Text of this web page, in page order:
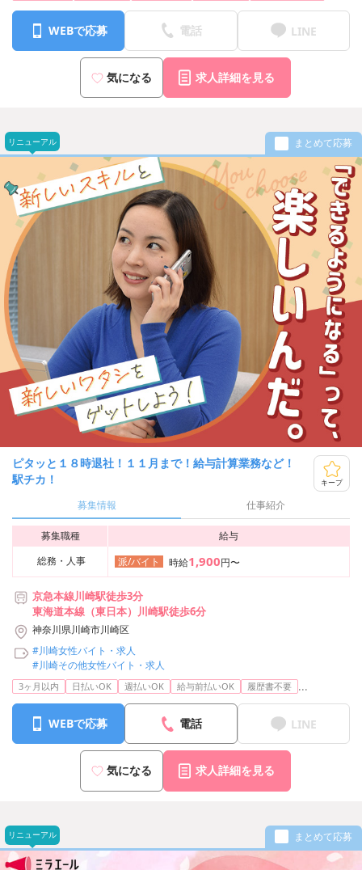
WEBで応募 電話 LINE
気になる 求人詳細を見る
リニューアル まとめて応募
ピタッと１８時退社！１１月まで！給与計算業務など！
駅チカ！
キープ
募集情報 仕事紹介
募集職種
給与
総務・人事
派/バイト 時給1,900円〜
京急本線川崎駅徒歩3分
東海道本線（東日本）川崎駅徒歩6分
神奈川県川崎市川崎区
#川崎女性バイト・求人
#川崎その他女性バイト・求人
3ヶ月以内 日払いOK 週払いOK 給与前払いOK 履歴書不要 ...
WEBで応募 電話 LINE
気になる 求人詳細を見る
リニューアル まとめて応募